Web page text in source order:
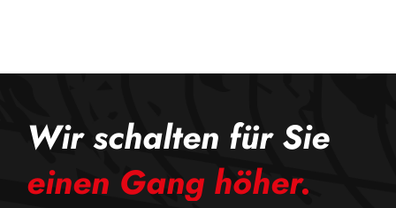
Wir schalten für Sie
einen Gang höher.